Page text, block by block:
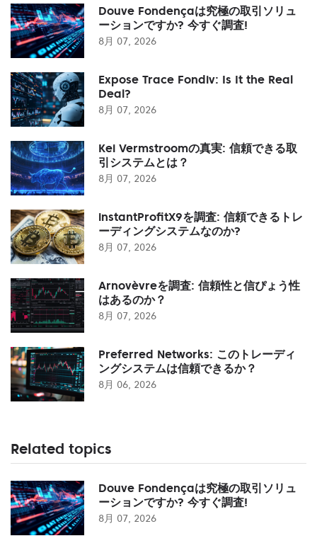
Douve Fondençaは究極の取引ソリュ
ーションですか? 今すぐ調査!
8月 07, 2026
Expose Trace Fondiv: Is It the Real
Deal?
8月 07, 2026
Kei Vermstroomの真実: 信頼できる取
引システムとは？
8月 07, 2026
instantProfitX9を調査: 信頼できるトレ
ーディングシステムなのか?
8月 07, 2026
Arnovèvreを調査: 信頼性と信ぴょう性
はあるのか？
8月 07, 2026
Preferred Networks: このトレーディ
ングシステムは信頼できるか？
8月 06, 2026
Related topics
Douve Fondençaは究極の取引ソリュ
ーションですか? 今すぐ調査!
8月 07, 2026